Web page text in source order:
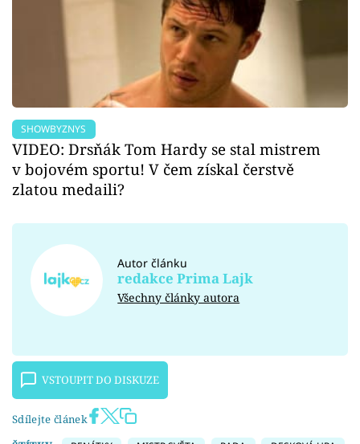
SHOWBYZNYS
VIDEO: Drsňák Tom Hardy se stal mistrem
v bojovém sportu! V čem získal čerstvě
zlatou medaili?
Autor článku
redakce Prima Lajk
Všechny články autora
VSTOUPIT DO DISKUZE
Sdílejte článek